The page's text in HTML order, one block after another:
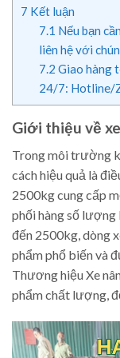
7 Kết luận
7.1 Nếu bạn
liên hệ với
7.2 Giao hàng
24/7: Hotline/
Giới thiệu về
Trong môi trường
cách hiệu quả là
2500kg cung cấp
phối hàng số lượng
đến 2500kg, dòng
phẩm phổ biến và
Thương hiệu Xe
phẩm chất lượng,